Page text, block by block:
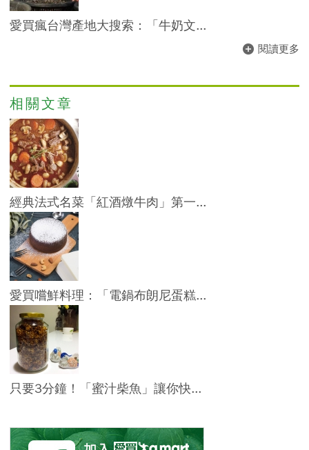
愛買瘋台灣產地大搜索：「牛奶文...
閱讀更多
相關文章
經典法式名菜「紅酒燉牛肉」第一...
愛買嚐鮮料理：「電鍋布朗尼蛋糕...
只要3分鐘！「蜜汁柴魚」讓你快...